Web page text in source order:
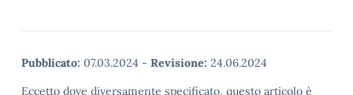
Pubblicato: 07.03.2024 - Revisione: 24.06.2024
Eccetto dove diversamente specificato, questo articolo è